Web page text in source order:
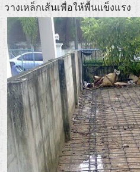
วางเหล็กเส้นเพื่อให้พื้นแข็งแรง